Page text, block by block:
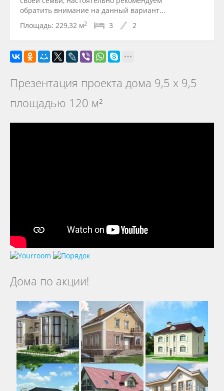
обратить внимание на данный вариант...
Площадь: 229,32 м2 3 2
Презентация проекта дома 9,5 х 9,5
площадью 120 м²
Дома по акции!